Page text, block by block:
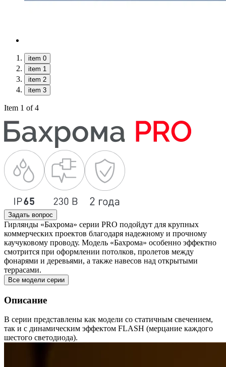
item 0
item 1
item 2
item 3
Item 1 of 4
Задать вопрос
Гирлянды «Бахрома» серии PRO подойдут для крупных
коммерческих проектов благодаря надежному и прочному
каучуковому проводу. Модель «Бахрома» особенно эффектно
смотрится при оформлении потолков, пролетов между
фонарями и деревьями, а также навесов над открытыми
террасами.
Все модели серии
Описание
В серии представлены как модели со статичным свечением,
так и с динамическим эффектом FLASH (мерцание каждого
шестого светодиода).